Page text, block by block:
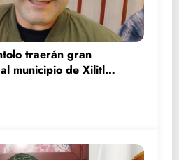
traerán gran
municipio de Xilitla: